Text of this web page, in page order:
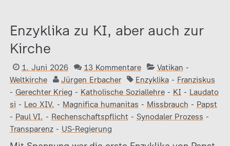
Enzyklika zu KI, aber auch zur
Kirche
1. Juni 2026 13 Kommentare Vatikan -
Weltkirche
Jürgen Erbacher Enzyklika- Franziskus
- Gerechter Krieg - Katholische Soziallehre- KI - Laudato
si - Leo XIV. - Magnifica humanitas - Missbrauch - Papst
- Paul VI. - Rechenschaftspflicht - Synodaler Prozess -
Transparenz- US-Regierung